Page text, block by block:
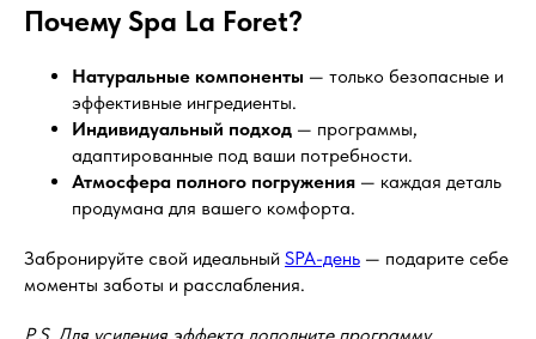
Почему Spa La Foret?
Натуральные компоненты — только безопасные и
эффективные ингредиенты.
Индивидуальный подход — программы,
адаптированные под ваши потребности.
Атмосфера полного погружения — каждая деталь
продумана для вашего комфорта.
Забронируйте свой идеальный SPA-день — подарите себе
моменты заботы и расслабления.